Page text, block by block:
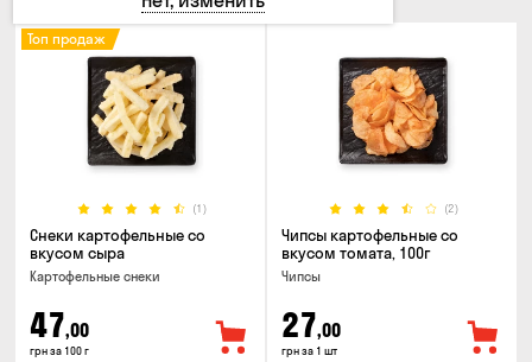
(1)
Топ продаж
Снеки картофельные со
вкусом сыра
Картофельные снеки
47,00
грн за 100 г
(2)
Чипсы картофельные со
вкусом томата, 100г
Чипсы
27,00
грн за 1 шт